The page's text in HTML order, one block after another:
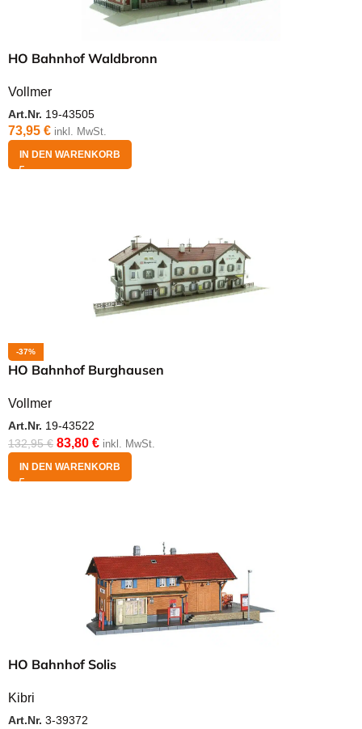
HO Bahnhof Waldbronn
Vollmer
Art.Nr. 19-43505
73,95 € inkl. MwSt.
IN DEN WARENKORB
-37%
HO Bahnhof Burghausen
Vollmer
Art.Nr. 19-43522
132,95€ 83,80 € inkl. MwSt.
IN DEN WARENKORB
HO Bahnhof Solis
Kibri
Art.Nr. 3-39372